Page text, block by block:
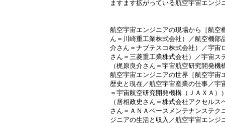
ますます拡がっている航空宇宙エンジ
航空宇宙エンジニアの現場から［航空
ん＝川崎重工業株式会社）／航空機部
介さん＝ナブテスコ株式会社）／宇宙
さん＝三菱重工業株式会社）／宇宙ス
（梶原良介さん＝宇宙航空研究開発機
航空宇宙エンジニアの世界［航空宇宙
歴史と現在／航空宇宙産業の仕事／宇
＝宇宙航空研究開発機構（ＪＡＸＡ）
（居相政史さん＝株式会社アクセル
さん＝ＡＮＡベースメンテナンステク
ジニアの生活と収入／航空宇宙エンジ